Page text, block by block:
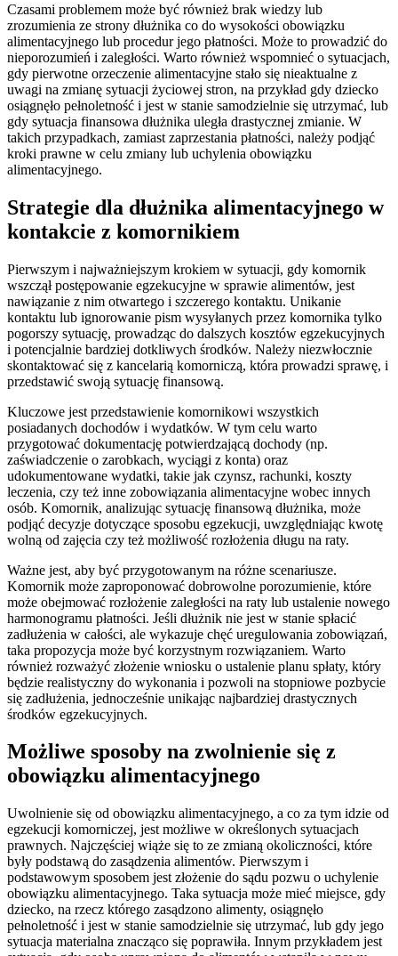
Czasami problemem może być również brak wiedzy lub
zrozumienia ze strony dłużnika co do wysokości obowiązku
alimentacyjnego lub procedur jego płatności. Może to prowadzić do
nieporozumień i zaległości. Warto również wspomnieć o sytuacjach,
gdy pierwotne orzeczenie alimentacyjne stało się nieaktualne z
uwagi na zmianę sytuacji życiowej stron, na przykład gdy dziecko
osiągnęło pełnoletność i jest w stanie samodzielnie się utrzymać, lub
gdy sytuacja finansowa dłużnika uległa drastycznej zmianie. W
takich przypadkach, zamiast zaprzestania płatności, należy podjąć
kroki prawne w celu zmiany lub uchylenia obowiązku
alimentacyjnego.
Strategie dla dłużnika alimentacyjnego w
kontakcie z komornikiem
Pierwszym i najważniejszym krokiem w sytuacji, gdy komornik
wszczął postępowanie egzekucyjne w sprawie alimentów, jest
nawiązanie z nim otwartego i szczerego kontaktu. Unikanie
kontaktu lub ignorowanie pism wysyłanych przez komornika tylko
pogorszy sytuację, prowadząc do dalszych kosztów egzekucyjnych
i potencjalnie bardziej dotkliwych środków. Należy niezwłocznie
skontaktować się z kancelarią komorniczą, która prowadzi sprawę, i
przedstawić swoją sytuację finansową.
Kluczowe jest przedstawienie komornikowi wszystkich
posiadanych dochodów i wydatków. W tym celu warto
przygotować dokumentację potwierdzającą dochody (np.
zaświadczenie o zarobkach, wyciągi z konta) oraz
udokumentowane wydatki, takie jak czynsz, rachunki, koszty
leczenia, czy też inne zobowiązania alimentacyjne wobec innych
osób. Komornik, analizując sytuację finansową dłużnika, może
podjąć decyzje dotyczące sposobu egzekucji, uwzględniając kwotę
wolną od zajęcia czy też możliwość rozłożenia długu na raty.
Ważne jest, aby być przygotowanym na różne scenariusze.
Komornik może zaproponować dobrowolne porozumienie, które
może obejmować rozłożenie zaległości na raty lub ustalenie nowego
harmonogramu płatności. Jeśli dłużnik nie jest w stanie spłacić
zadłużenia w całości, ale wykazuje chęć uregulowania zobowiązań,
taka propozycja może być korzystnym rozwiązaniem. Warto
również rozważyć złożenie wniosku o ustalenie planu spłaty, który
będzie realistyczny do wykonania i pozwoli na stopniowe pozbycie
się zadłużenia, jednocześnie unikając najbardziej drastycznych
środków egzekucyjnych.
Możliwe sposoby na zwolnienie się z
obowiązku alimentacyjnego
Uwolnienie się od obowiązku alimentacyjnego, a co za tym idzie od
egzekucji komorniczej, jest możliwe w określonych sytuacjach
prawnych. Najczęściej wiąże się to ze zmianą okoliczności, które
były podstawą do zasądzenia alimentów. Pierwszym i
podstawowym sposobem jest złożenie do sądu pozwu o uchylenie
obowiązku alimentacyjnego. Taka sytuacja może mieć miejsce, gdy
dziecko, na rzecz którego zasądzono alimenty, osiągnęło
pełnoletność i jest w stanie samodzielnie się utrzymać, lub gdy jego
sytuacja materialna znacząco się poprawiła. Innym przykładem jest